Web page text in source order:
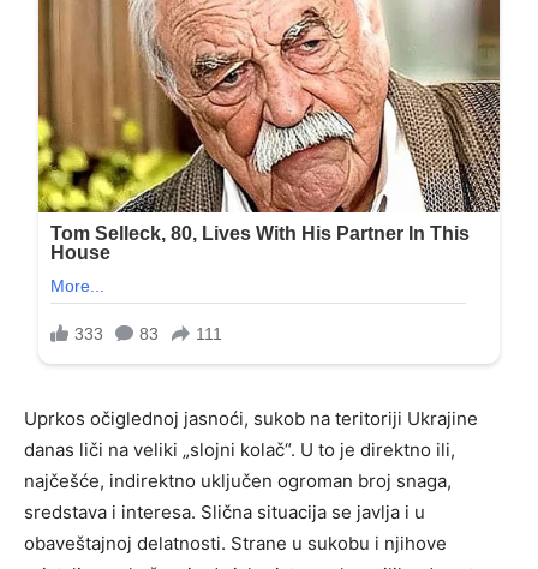
Uprkos očiglednoj jasnoći, sukob na teritoriji Ukrajine
danas liči na veliki „slojni kolač“. U to je direktno ili,
najčešće, indirektno uključen ogroman broj snaga,
sredstava i interesa. Slična situacija se javlja i u
obaveštajnoj delatnosti. Strane u sukobu i njihove